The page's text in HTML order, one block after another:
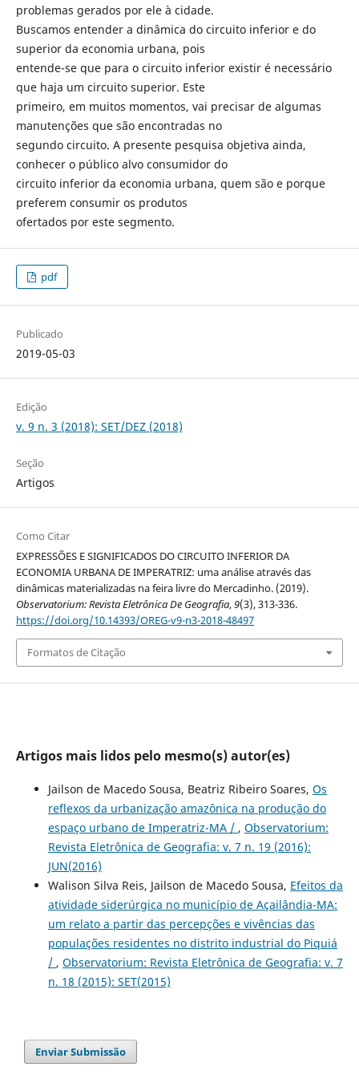
problemas gerados por ele à cidade.
Buscamos entender a dinâmica do circuito inferior e do
superior da economia urbana, pois
entende-se que para o circuito inferior existir é necessário
que haja um circuito superior. Este
primeiro, em muitos momentos, vai precisar de algumas
manutenções que são encontradas no
segundo circuito. A presente pesquisa objetiva ainda,
conhecer o público alvo consumidor do
circuito inferior da economia urbana, quem são e porque
preferem consumir os produtos
ofertados por este segmento.
pdf
Publicado
2019-05-03
Edição
v. 9 n. 3 (2018): SET/DEZ (2018)
Seção
Artigos
Como Citar
EXPRESSÕES E SIGNIFICADOS DO CIRCUITO INFERIOR DA
ECONOMIA URBANA DE IMPERATRIZ: uma análise através das
dinâmicas materializadas na feira livre do Mercadinho. (2019).
Observatorium: Revista Eletrônica De Geografia,9(3), 313-336.
https://doi.org/10.14393/OREG-v9-n3-2018-48497
Formatos de Citação
Artigos mais lidos pelo mesmo(s) autor(es)
Jailson de Macedo Sousa, Beatriz Ribeiro Soares, Os
reflexos da urbanização amazônica na produção do
espaço urbano de Imperatriz-MA / , Observatorium:
Revista Eletrônica de Geografia: v. 7 n. 19 (2016):
JUN(2016)
Walison Silva Reis, Jailson de Macedo Sousa, Efeitos da
atividade siderúrgica no município de Açailândia-MA:
um relato a partir das percepções e vivências das
populações residentes no distrito industrial do Piquiá
/ , Observatorium: Revista Eletrônica de Geografia: v. 7
n. 18 (2015): SET(2015)
Enviar Submissão